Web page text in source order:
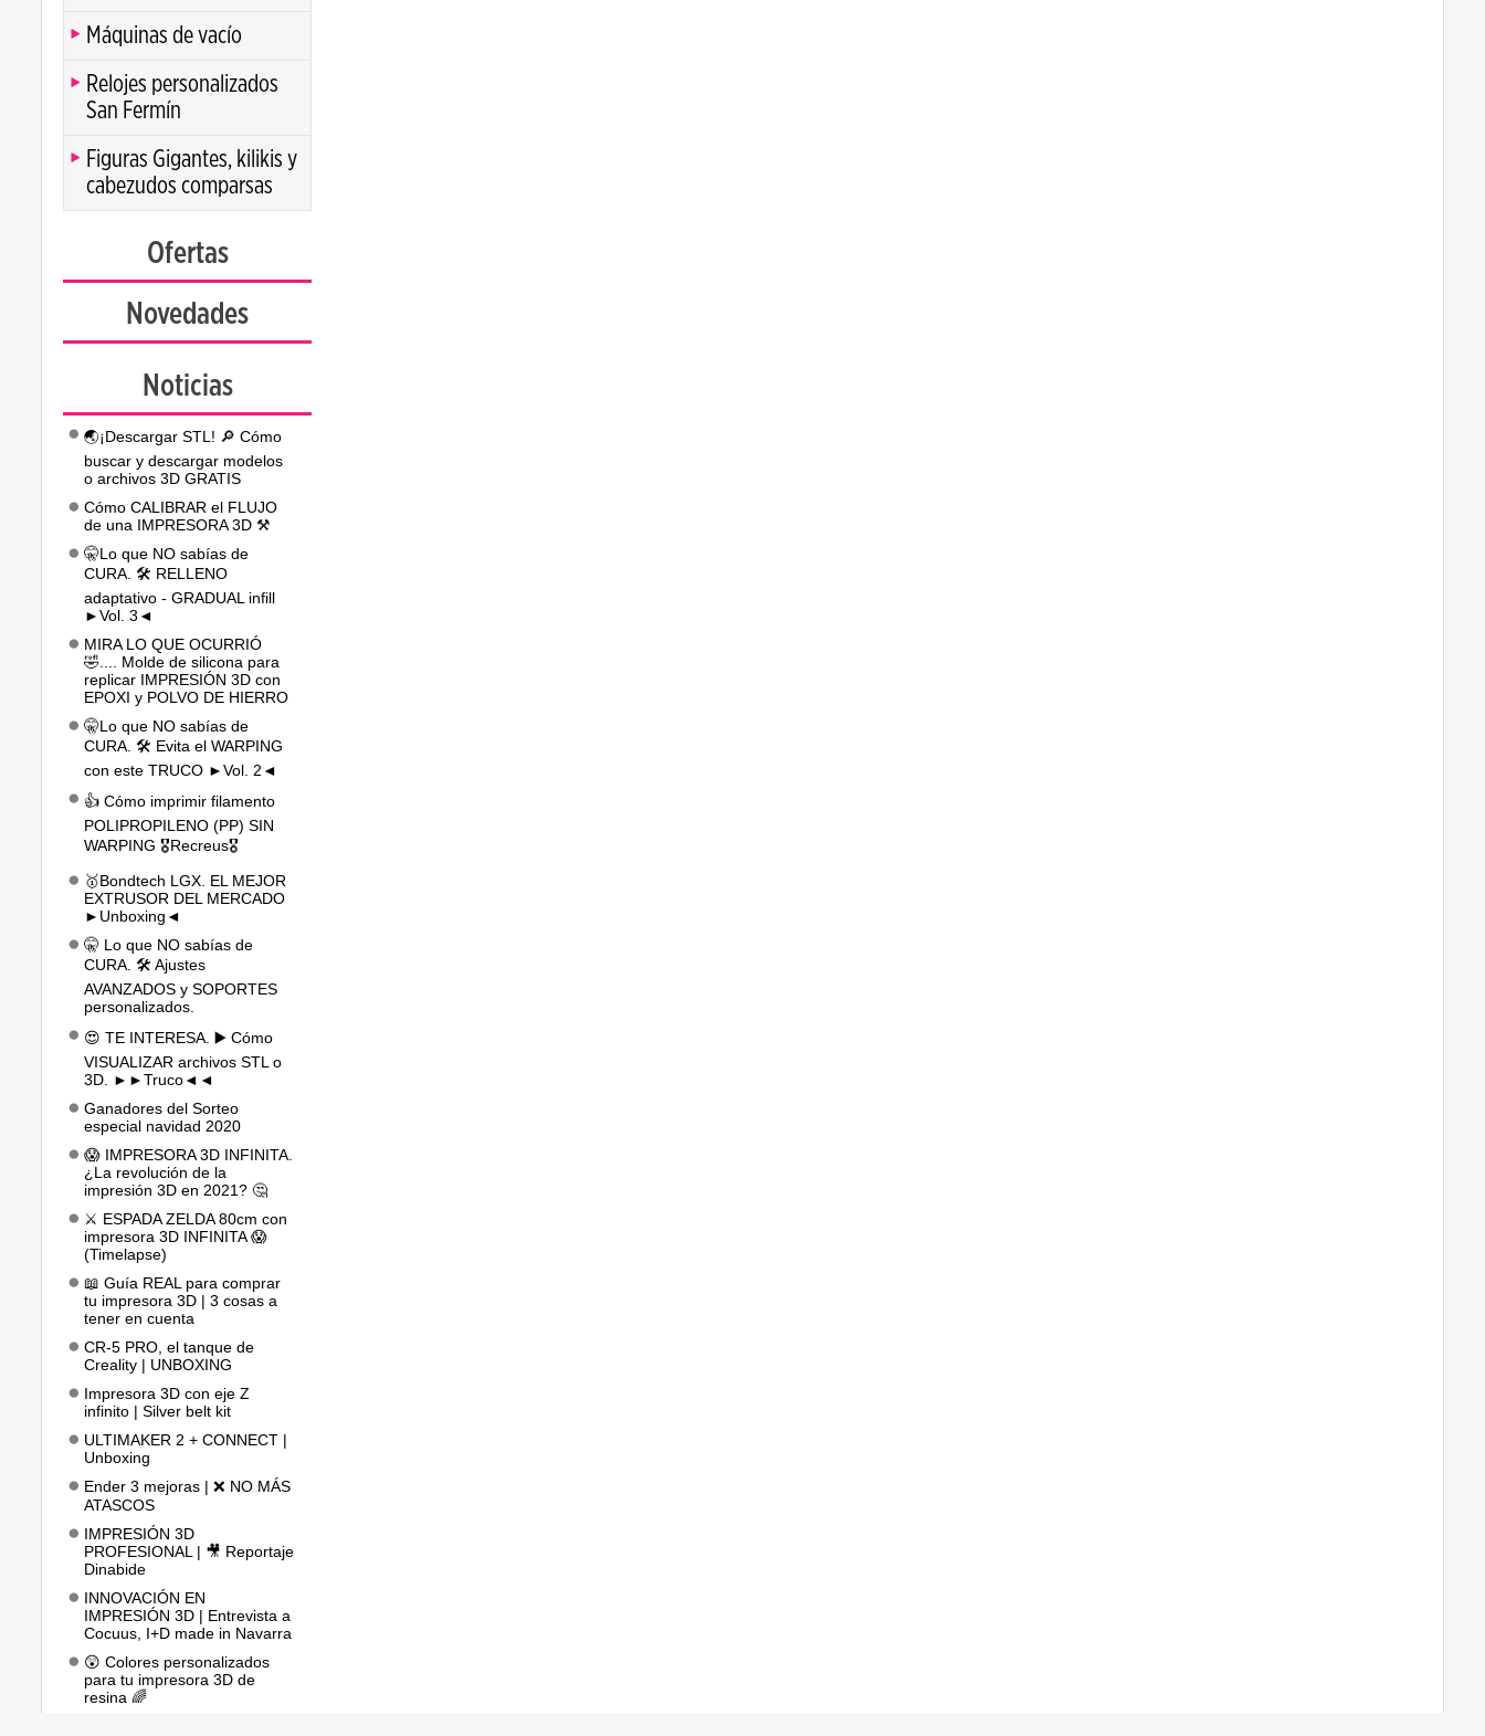
Máquinas de vacío
Relojes personalizados
San Fermín
Figuras Gigantes, kilikis y
cabezudos comparsas
Ofertas
Novedades
Noticias
🌏¡Descargar STL! 🔎 Cómo
buscar y descargar modelos
o archivos 3D GRATIS
Cómo CALIBRAR el FLUJO
de una IMPRESORA 3D ⚒️
🤫Lo que NO sabías de
CURA. 🛠️ RELLENO
adaptativo - GRADUAL infill
►Vol. 3◄
MIRA LO QUE OCURRIÓ
🤣.... Molde de silicona para
replicar IMPRESIÓN 3D con
EPOXI y POLVO DE HIERRO
🤫Lo que NO sabías de
CURA. 🛠️ Evita el WARPING
con este TRUCO ►Vol. 2◄
👍 Cómo imprimir filamento
POLIPROPILENO (PP) SIN
WARPING 🎖️Recreus🎖️
🥇Bondtech LGX. EL MEJOR
EXTRUSOR DEL MERCADO
►Unboxing◄
🤫 Lo que NO sabías de
CURA. 🛠️ Ajustes
AVANZADOS y SOPORTES
personalizados.
😍 TE INTERESA. ▶️ Cómo
VISUALIZAR archivos STL o
3D. ►►Truco◄◄
Ganadores del Sorteo
especial navidad 2020
😱 IMPRESORA 3D INFINITA.
¿La revolución de la
impresión 3D en 2021? 🤔
⚔️ ESPADA ZELDA 80cm con
impresora 3D INFINITA 😱
(Timelapse)
📖 Guía REAL para comprar
tu impresora 3D | 3 cosas a
tener en cuenta
CR-5 PRO, el tanque de
Creality | UNBOXING
Impresora 3D con eje Z
infinito | Silver belt kit
ULTIMAKER 2 + CONNECT |
Unboxing
Ender 3 mejoras | ❌ NO MÁS
ATASCOS
IMPRESIÓN 3D
PROFESIONAL | 🎥 Reportaje
Dinabide
INNOVACIÓN EN
IMPRESIÓN 3D | Entrevista a
Cocuus, I+D made in Navarra
😲 Colores personalizados
para tu impresora 3D de
resina 🌈